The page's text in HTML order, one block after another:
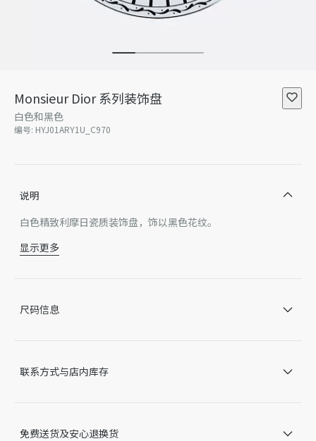
Monsieur Dior 系列装饰盘
白色和黑色
编号: HYJ01ARY1U_C970
说明
白色精致利摩日瓷质装饰盘，饰以黑色花纹。
瓷
某些款式 Dior 徽标的形式和/或在产品上的位置可能与图片略有
产品图片可能与产品实际外观不一致，以产品实物为准。如有相
显示更多
尺码信息
联系方式与店内库存
免费送货及安心退换货